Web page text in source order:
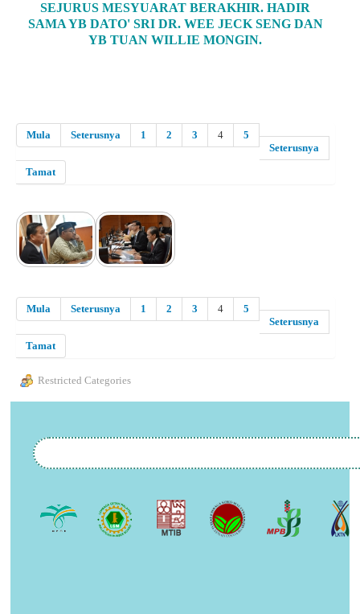
SEJURUS MESYUARAT BERAKHIR. HADIR
SAMA YB DATO' SRI DR. WEE JECK SENG DAN
YB TUAN WILLIE MONGIN.
Mula Seterusnya 1 2 3 4
5
Seterusnya
Tamat
Mula Seterusnya 1 2 3 4
5
Seterusnya
Tamat
Restricted Categories